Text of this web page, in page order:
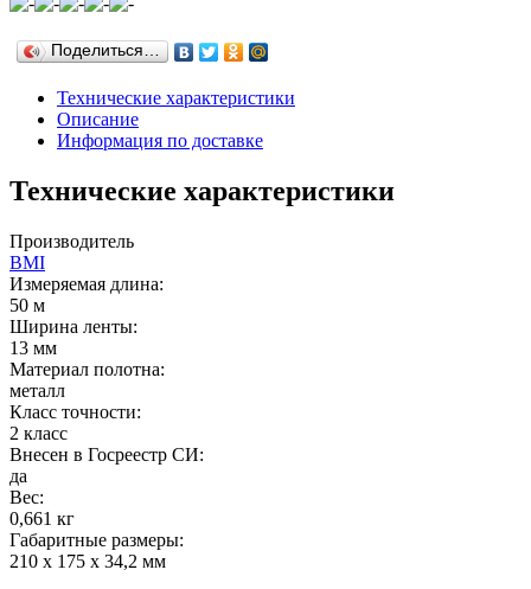
Поделиться…
Технические характеристики
Описание
Информация по доставке
Технические характеристики
Производитель
BMI
Измеряемая длина:
50 м
Ширина ленты:
13 мм
Материал полотна:
металл
Класс точности:
2 класс
Внесен в Госреестр СИ:
да
Вес:
0,661 кг
Габаритные размеры:
210 х 175 х 34,2 мм